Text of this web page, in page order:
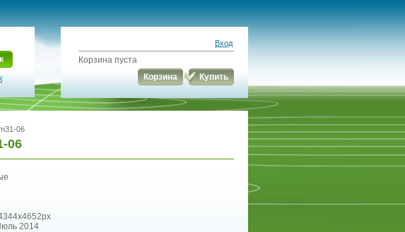
Вход
Корзина пуста
Корзина
Купить
06
06
2014